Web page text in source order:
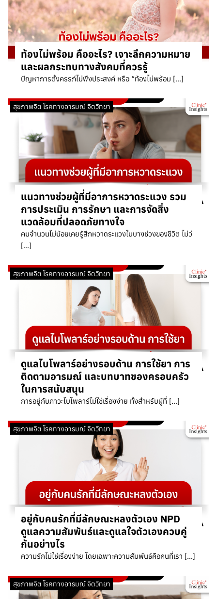
ท้องไม่พร้อม คืออะไร? เจาะลึกความหมาย
และผลกระทบทางสังคมที่ควรรู้
ปัญหาการตั้งครรภ์ไม่พึงประสงค์ หรือ “ท้องไม่พร้อม […]
สุขภาพจิต โรคทางอารมณ์ จิตวิทยา
แนวทางช่วยผู้ที่มีอาการหวาดระแวง รวม
การประเมิน การรักษา และการจัดสิ่ง
แวดล้อมที่ปลอดภัยทางใจ
คนจำนวนไม่น้อยเคยรู้สึกหวาดระแวงในบางช่วงของชีวิต ไม่ว่
[…]
สุขภาพจิต โรคทางอารมณ์ จิตวิทยา
ดูแลไบโพลาร์อย่างรอบด้าน การใช้ยา การ
ติดตามอารมณ์ และบทบาทของครอบครัว
ในการสนับสนุน
การอยู่กับภาวะไบโพลาร์ไม่ใช่เรื่องง่าย ทั้งสำหรับผู้ที่ […]
สุขภาพจิต โรคทางอารมณ์ จิตวิทยา
อยู่กับคนรักที่มีลักษณะหลงตัวเอง NPD
ดูแลความสัมพันธ์และดูแลใจตัวเองควบคู่
กันอย่างไร
ความรักไม่ใช่เรื่องง่าย โดยเฉพาะความสัมพันธ์คือคนที่เรา […]
สุขภาพจิต โรคทางอารมณ์ จิตวิทยา